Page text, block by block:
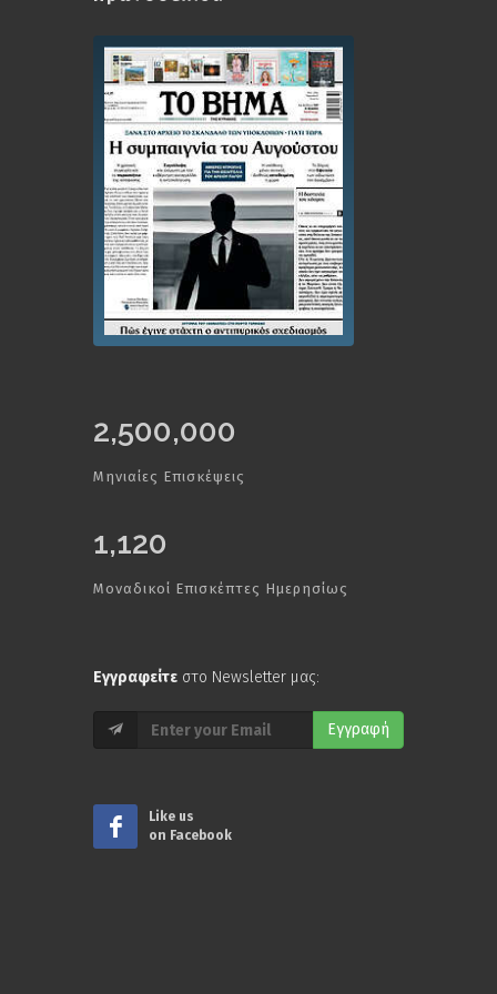
2,500,000
Μηνιαίες Επισκέψεις
1,120
Μοναδικοί Επισκέπτες Ημερησίως
Εγγραφείτε στο Newsletter μας:
Εγγραφή
Like us
on Facebook